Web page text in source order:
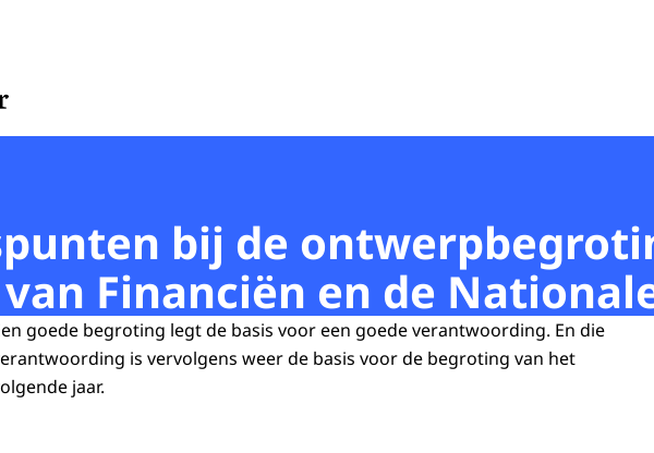
Rekenkamer
bij de
Financiën en de
goede begroting legt de basis voor een goede verantwoording. En die
is vervolgens weer de basis voor de begroting van het
jaar.